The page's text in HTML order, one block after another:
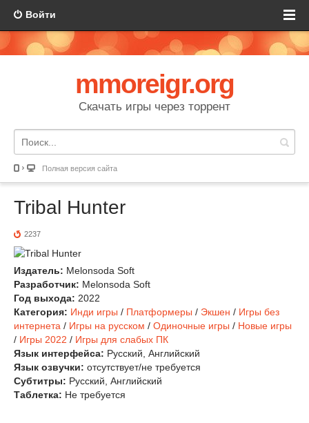
Войти
mmoreigr.org
Скачать игры через торрент
Полная версия сайта
Tribal Hunter
2237
Издатель: Melonsoda Soft
Разработчик: Melonsoda Soft
Год выхода: 2022
Категория: Инди игры / Платформеры / Экшен / Игры без
интернета / Игры на русском / Одиночные игры / Новые игры
/ Игры 2022 / Игры для слабых ПК
Язык интерфейса: Русский, Английский
Язык озвучки: отсутствует/не требуется
Субтитры: Русский, Английский
Таблетка: Не требуется